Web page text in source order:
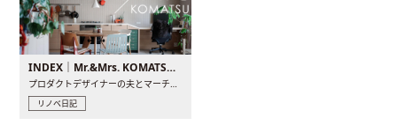
INDEX｜Mr.&Mrs. KOMATSU renovation diary
プロダクトデザイナーの夫とマーチャンダイザーの妻が、夫婦で..
リノベ日記